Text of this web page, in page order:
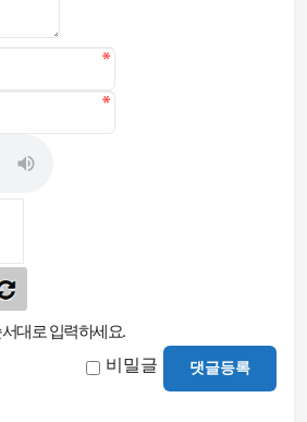
대로 입력하세요.
비밀글 댓글등록